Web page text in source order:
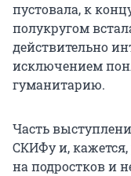
пустовала, к
полукругом
действительно
исключением
гуманитарию.
Часть
СКИФу и,
на подростков и